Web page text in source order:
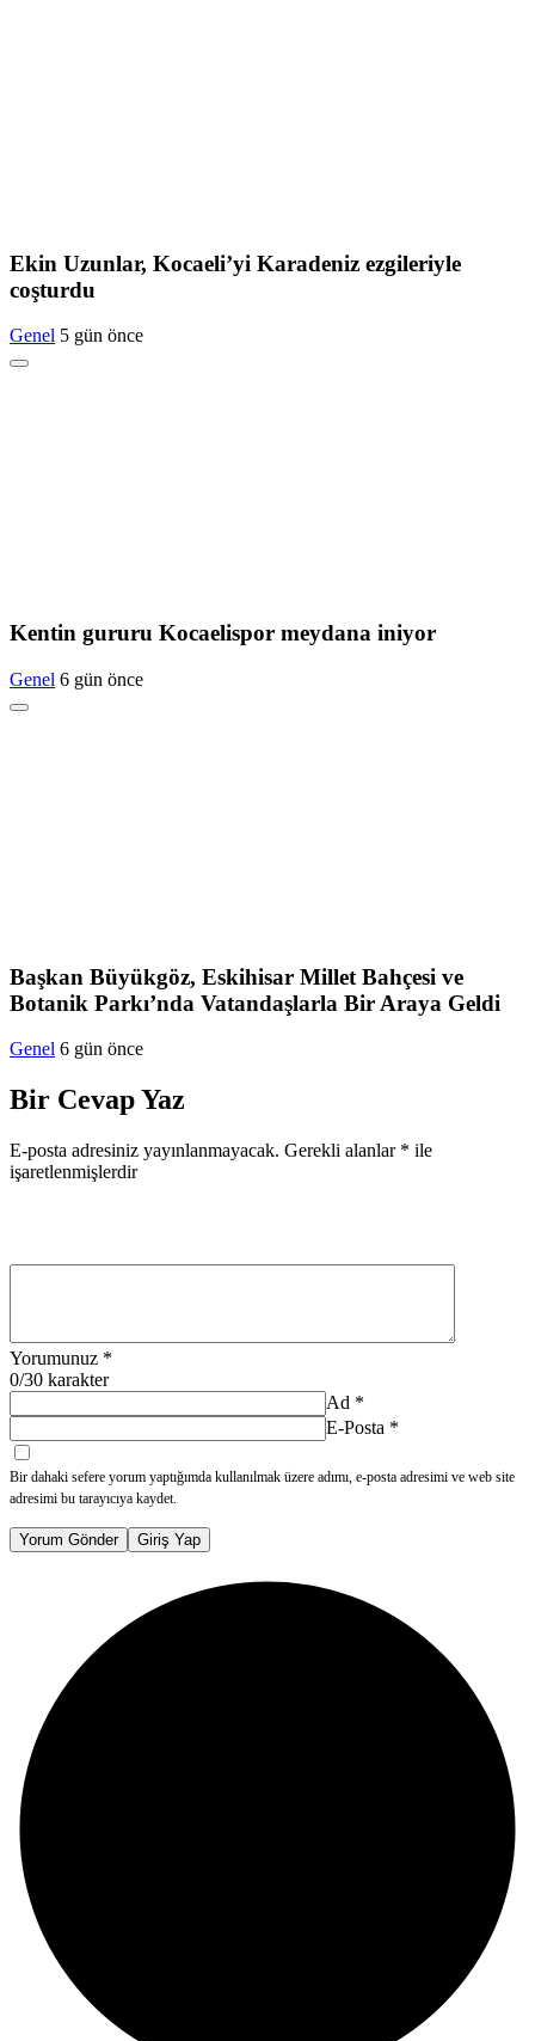
Ekin Uzunlar, Kocaeli’yi Karadeniz ezgileriyle
coşturdu
Genel 5 gün önce
Kentin gururu Kocaelispor meydana iniyor
Genel 6 gün önce
Başkan Büyükgöz, Eskihisar Millet Bahçesi ve
Botanik Parkı’nda Vatandaşlarla Bir Araya Geldi
Genel 6 gün önce
Bir Cevap Yaz
E-posta adresiniz yayınlanmayacak. Gerekli alanlar * ile
işaretlenmişlerdir
Yorumunuz *
0/30 karakter
Ad *
E-Posta *
Bir dahaki sefere yorum yaptığımda kullanılmak üzere adımı, e-posta adresimi ve web site
adresimi bu tarayıcıya kaydet.
Yorum Gönder Giriş Yap